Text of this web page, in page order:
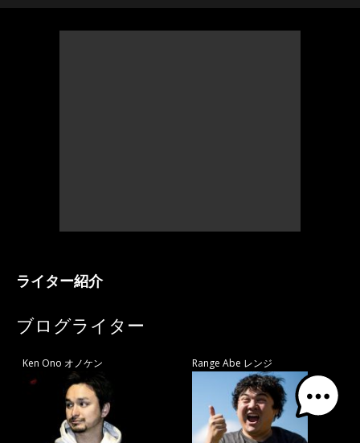
ライター紹介
ブログライター
Ken Ono オノケン Range Abe レンジ